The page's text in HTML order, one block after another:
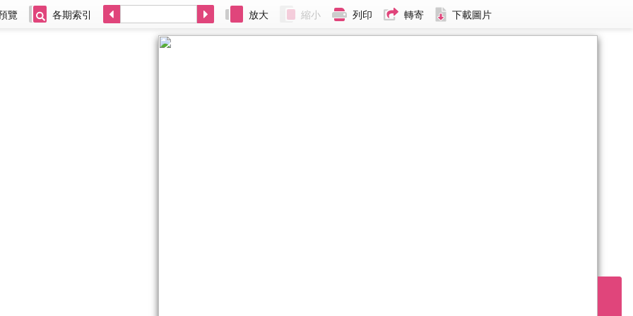
覽 各期索引 放大 縮小 列印 轉寄 下載圖片